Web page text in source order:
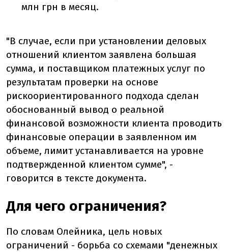
млн грн в месяц.
"В случае, если при установлении деловых
отношений клиентом заявлена большая
сумма, и поставщиком платежных услуг по
результатам проверки на основе
рискоориентированного подхода сделан
обоснованный вывод о реальной
финансовой возможности клиента проводить
финансовые операции в заявленном им
объеме, лимит устанавливается на уровне
подтвержденной клиентом сумме", -
говорится в тексте документа.
Для чего ограничения?
По словам Олейника, цель новых
ограничений - борьба со схемами "денежных